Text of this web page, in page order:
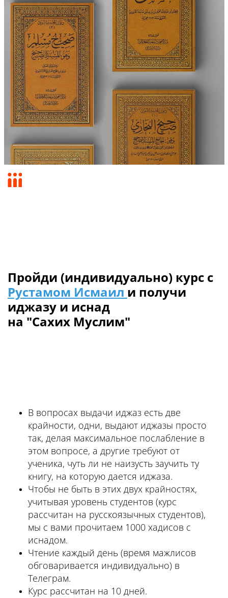
Пройди (индивидуально) курс с
Рустамом Исмаил и получи
иджазу и иснад
на "Сахих Муслим"
В вопросах выдачи иджаз есть две
крайности, одни, выдают иджазы просто
так, делая максимальное послабление в
этом вопросе, а другие требуют от
ученика, чуть ли не наизусть заучить ту
книгу, на которую дается иджаза.
Чтобы не быть в этих двух крайностях,
учитывая уровень студентов (курс
рассчитан на русскоязычных студентов),
мы с вами прочитаем 1000 хадисов с
иснадом.
Чтение каждый день (время мажлисов
обговаривается индивидуально) в
Телеграм.
Курс рассчитан на 10 дней.